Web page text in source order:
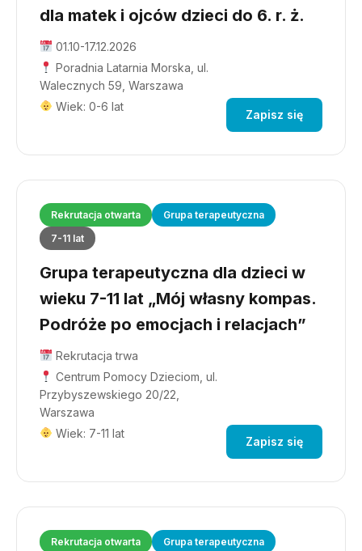
dla matek i ojców dzieci do 6. r. ż.
01.10-17.12.2026
Poradnia Latarnia Morska, ul.
Walecznych 59, Warszawa
Wiek: 0-6 lat
Zapisz się
Rekrutacja otwarta
Grupa terapeutyczna
7-11 lat
Grupa terapeutyczna dla dzieci w
wieku 7-11 lat „Mój własny kompas.
Podróże po emocjach i relacjach”
Rekrutacja trwa
Centrum Pomocy Dzieciom, ul.
Przybyszewskiego 20/22,
Warszawa
Wiek: 7-11 lat
Zapisz się
Rekrutacja otwarta
Grupa terapeutyczna